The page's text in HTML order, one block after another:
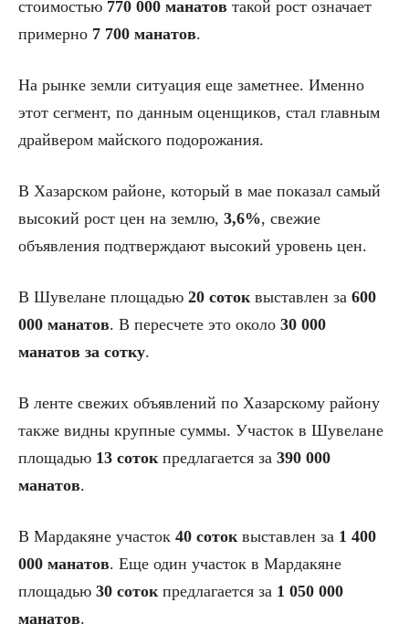
стоимостью 770 000 манатов такой рост означает
примерно 7 700 манатов.
На рынке земли ситуация еще заметнее. Именно
этот сегмент, по данным оценщиков, стал главным
драйвером майского подорожания.
В Хазарском районе, который в мае показал самый
высокий рост цен на землю, 3,6%, свежие
объявления подтверждают высокий уровень цен.
В Шувелане площадью 20 сотоквыставлен за 600
000 манатов. В пересчете это около 30 000
манатов за сотку.
В ленте свежих объявлений по Хазарскому району
также видны крупные суммы. Участок в Шувелане
площадью 13 сотокпредлагается за 390 000
манатов.
В Мардакяне участок 40 сотоквыставлен за 1 400
000 манатов. Еще один участок в Мардакяне
площадью 30 сотокпредлагается за 1 050 000
манатов.